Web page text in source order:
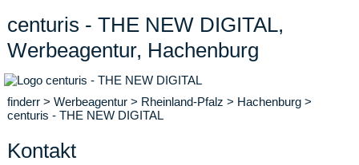
centuris - THE NEW DIGITAL,
Werbeagentur, Hachenburg
finderr > Werbeagentur > Rheinland-Pfalz > Hachenburg >
centuris - THE NEW DIGITAL
Kontakt